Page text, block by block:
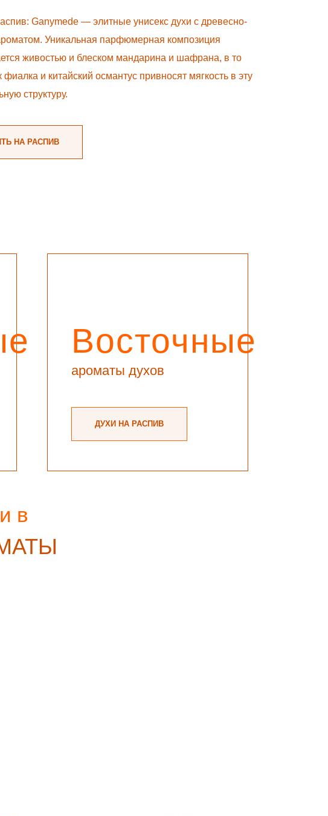
Ganymede — элитные унисекс духи с древесно-
Уникальная парфюмерная композиция
живостью и блеском мандарина и шафрана, в то
фиалка и китайский османтус привносят мягкость в эту
структуру.
НА РАСПИВ
Восточные
ароматы духов
ДУХИ НА РАСПИВ